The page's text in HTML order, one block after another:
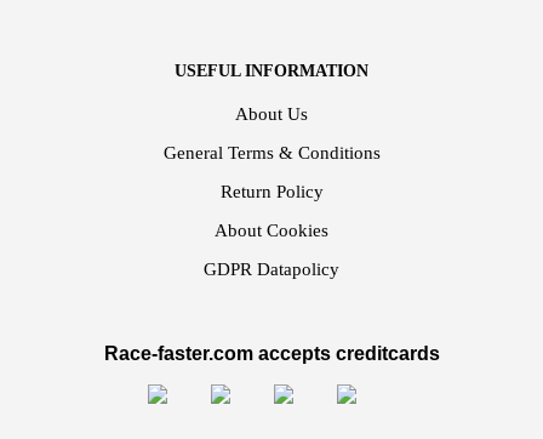
USEFUL INFORMATION
About Us
General Terms & Conditions
Return Policy
About Cookies
GDPR Datapolicy
Race-faster.com accepts creditcards